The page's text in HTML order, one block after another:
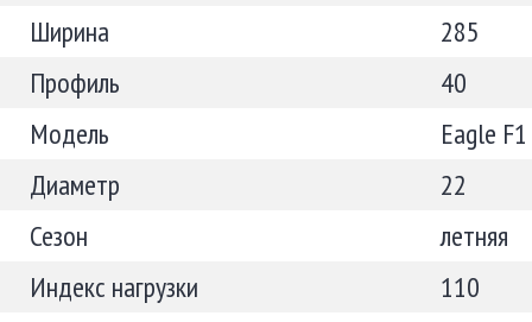
Ширина
285
Профиль
40
Модель
Eagle
Диаметр
22
Сезон
летняя
Индекс нагрузки
110